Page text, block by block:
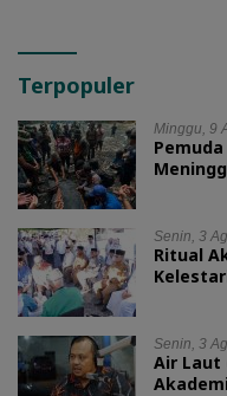
Terpopuler
Minggu, 9
Senin, 3
Ritual
Senin, 3
Air Laut